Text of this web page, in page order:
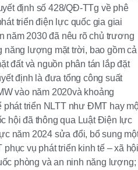
định số 428/QĐ-TTg về phê
triển điện lực quốc gia giai
năm 2030 đã nêu rõ chủ trương
năng lượng mặt trời, bao gồm cả
đất và nguồn phân tán lắp đặt
định là đưa tổng công suất
vào năm 2020và khoảng
phát triển NLTT như ĐMT hay
hội đã thông qua Luật Điện lực
năm 2024 sửa đổi, bổ sung
vụ phát triển kinh tế – xã
phòng và an ninh năng lượng;